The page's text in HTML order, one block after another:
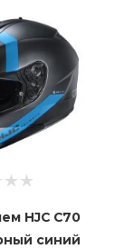
HJC C70
синий